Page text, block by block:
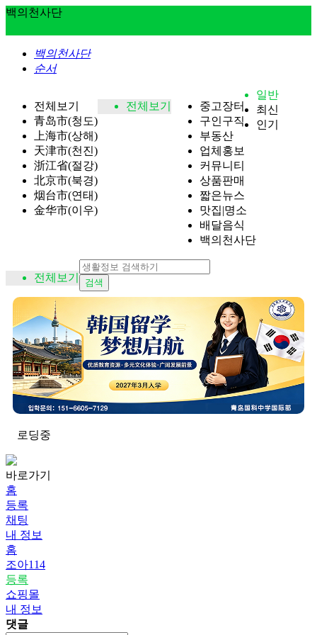
백의천사단
백의천사단
순서
전체보기
青岛市(청도)
上海市(상해)
天津市(천진)
浙江省(절강)
北京市(북경)
烟台市(연태)
金华市(이우)
전체보기
중고장터
구인구직
부동산
업체홍보
커뮤니티
상품판매
짧은뉴스
맛집|명소
배달음식
백의천사단
전체보기
일반
최신
인기
검색
로딩중
바로가기
홈
등록
채팅
내 정보
홈
조아114
등록
쇼핑몰
내 정보
댓글